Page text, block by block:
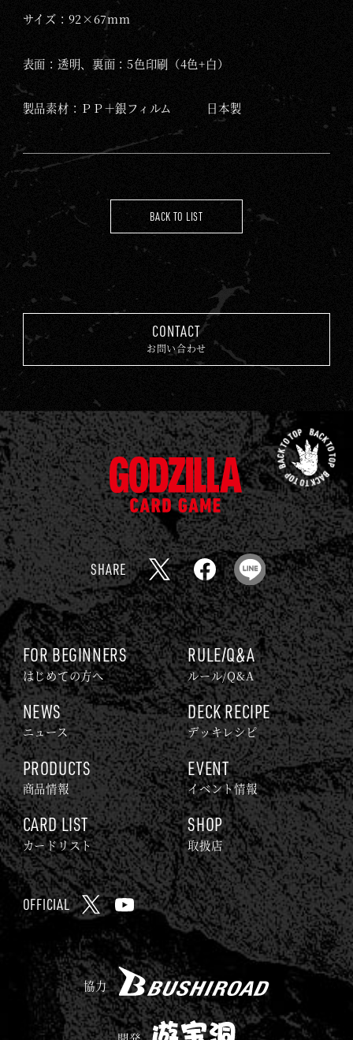
サイズ：92×67mm
表面：透明、裏面：5色印刷（4色+白）
製品素材：ＰＰ＋銀フィルム 日本製
BACK TO LIST
CONTACT
お問い合わせ
ゴ
ジ
ラ
カ
ー
ド
ゲ
ー
ム
｜
G
O
D
Z
I
L
L
A
C
A
R
D
G
A
M
E
SHARE
X
F
a
c
e
b
o
o
k
L
I
N
E
FOR BEGINNERS
はじめての方へ
NEWS
ニュース
PRODUCTS
商品情報
CARD LIST
カードリスト
RULE/Q&A
ルール/Q&A
DECK RECIPE
デッキレシピ
EVENT
イベント情報
SHOP
取扱店
OFFICIAL
X
Y
u
T
u
b
協力
B
U
S
遊
先
頭
に
戻
る